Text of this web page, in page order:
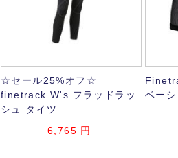
☆セール25%オフ☆
finetrack W's フラッドラッ
シュ タイツ
6,765 円
ベー